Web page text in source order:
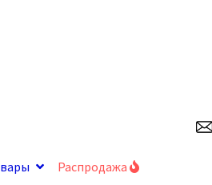
Распродажа